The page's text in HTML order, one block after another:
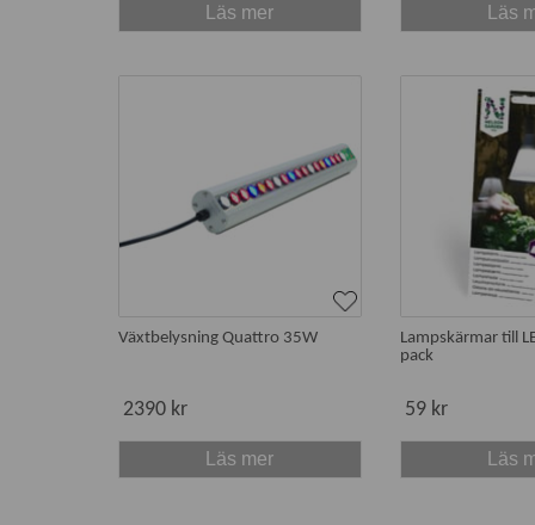
Läs mer Läs
Växtbelysning Quattro 35W
2390 kr
Läs mer
Lampskärmar till
pack
59 kr
Läs